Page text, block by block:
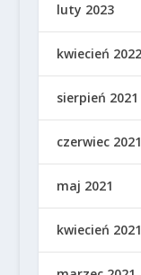
luty 2023
kwiecień 2022
sierpień 2021
czerwiec 2021
maj 2021
kwiecień 2021